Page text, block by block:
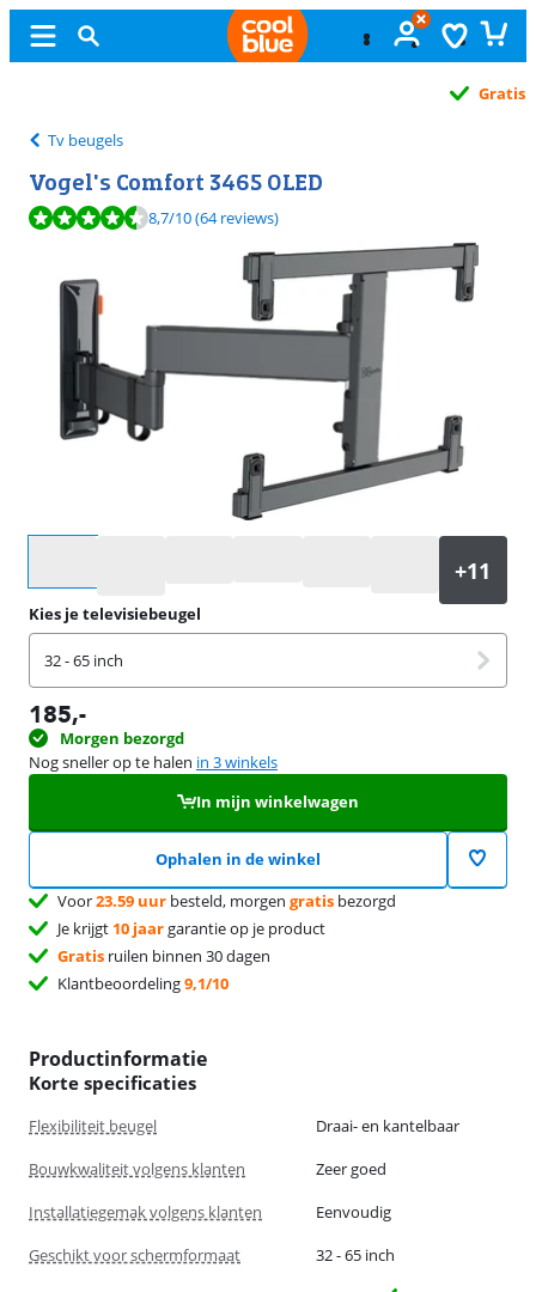
Tv beugels
Vogel's Comfort 3465 OLED
Beoordeling is 8,7 van de 10, gebaseerd op 64 reviews.
8,7/10(64 reviews)
Kies je televisiebeugel
32 - 65 inch
185,-
Morgen bezorgd
Nog sneller op te halen in 3 winkels
In mijn winkelwagen
Ophalen in de winkel
Voor23.59 uur besteld, morgen gratis bezorgd
Je krijgt 10 jaargarantie op je product
Gratis ruilen binnen 30 dagen
Klantbeoordeling9,1/10
Productinformatie
Korte specificaties
Flexibiliteit beugel
Draai- en kantelbaar
Bouwkwaliteit volgens klanten
Zeer goed
Installatiegemak volgens klanten
Eenvoudig
Geschikt voor schermformaat
32 - 65 inch